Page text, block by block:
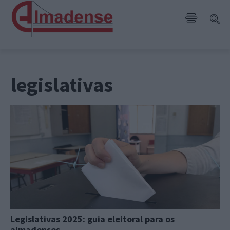
legislativas
Legislativas 2025: guia eleitoral para os